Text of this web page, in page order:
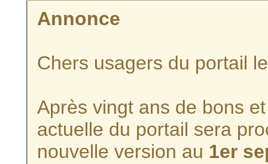
Annonce
Chers usagers du portail
Après vingt ans de bons
actuelle du portail sera
nouvelle version au 1er